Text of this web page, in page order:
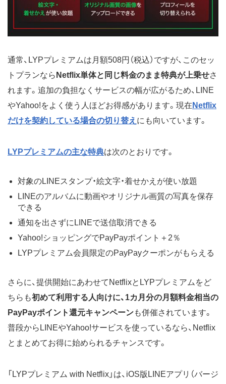
通常、LYPプレミアムは月額508円（税込）ですが、このセッ
トプランなら Netflix単体と同じ料金のまま特典が上乗せさ
れます。追加の負担なくサービスの幅が広がるため、LINE
やYahoo!をよく使う人ほどお得感があります。現在 Netflix
だけを契約している場合の切り替え にも向いています。
LYPプレミアムの主な特典は次のとおりです。
対象のLINEスタンプ・絵文字・着せかえが使い放題
LINEのアルバムに動画やオリジナル画質の写真を保存
できる
通知を出さずにLINEで送信取消できる
Yahoo!ショッピングでPayPayポイント＋2％
LYPプレミアム会員限定のPayPayクーポンがもらえる
さらに、提供開始にあわせてNetflixとLYPプレミアムをど
ちらも初めて利用する人向けに、1カ月分の月額料金相当の
PayPayポイント還元キャンペーンも併催されています。
普段からLINEやYahoo!サービスを使っているなら、Netflix
とまとめてお得に始められるチャンスです。
「LYPプレミアム with Netflix」は、iOS版LINEアプリ（バージ